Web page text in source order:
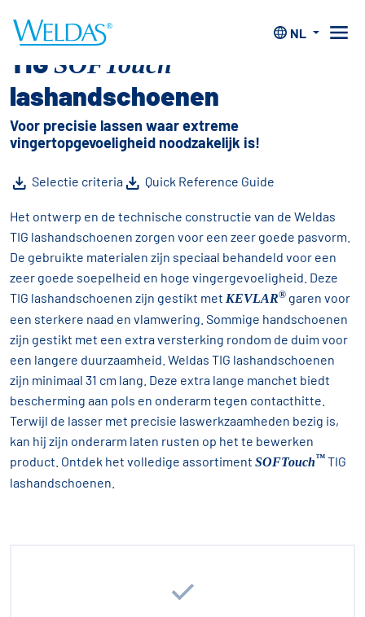
NL
Home
TIG SOFTouch™ lashandschoenen
TIGSOFTouch
lashandschoenen
Voor precisie lassen waar extreme
vingertopgevoeligheid noodzakelijk is!
Selectie criteria Quick Reference Guide
Het ontwerp en de technische constructie van de Weldas
TIG lashandschoenen zorgen voor een zeer goede pasvorm.
De gebruikte materialen zijn speciaal behandeld voor een
zeer goede soepelheid en hoge vingergevoeligheid. Deze
TIG lashandschoenen zijn gestikt met KEVLAR® garen voor
een sterkere naad en vlamwering. Sommige handschoenen
zijn gestikt met een extra versterking rondom de duim voor
een langere duurzaamheid. Weldas TIG lashandschoenen
zijn minimaal 31 cm lang. Deze extra lange manchet biedt
bescherming aan pols en onderarm tegen contacthitte.
Terwijl de lasser met precisie laswerkzaamheden bezig is,
kan hij zijn onderarm laten rusten op het te bewerken
product. Ontdek het volledige assortiment SOFTouch™ TIG
lashandschoenen.